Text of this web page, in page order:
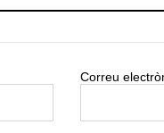
Correu